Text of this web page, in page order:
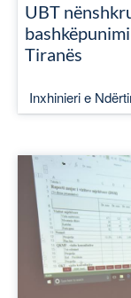
UBT
Tiranës
Inxhinieri e